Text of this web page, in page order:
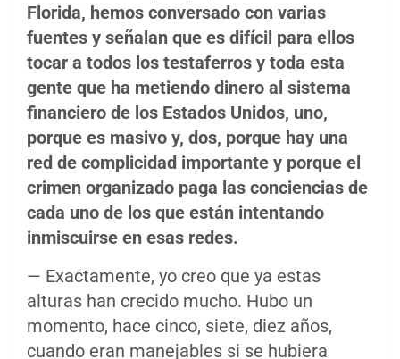
Florida, hemos conversado con varias
fuentes y señalan que es difícil para ellos
tocar a todos los testaferros y toda esta
gente que ha metiendo dinero al sistema
financiero de los Estados Unidos, uno,
porque es masivo y, dos, porque hay una
red de complicidad importante y porque el
crimen organizado paga las conciencias de
cada uno de los que están intentando
inmiscuirse en esas redes.
— Exactamente, yo creo que ya estas
alturas han crecido mucho. Hubo un
momento, hace cinco, siete, diez años,
cuando eran manejables si se hubiera